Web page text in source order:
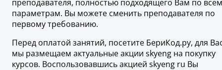
преподавателя, полностью подходящего Вам по всем
параметрам. Вы можете сменить преподавателя по
первому требованию.
Перед оплатой занятий, посетите БериКод.ру, для
мы размещаем актуальные акции skyeng на покупку
курсов. Воспользовавшись акцией skyeng ru Вы